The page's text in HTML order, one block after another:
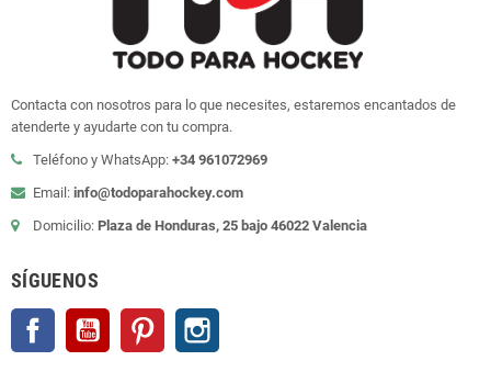
Contacta con nosotros para lo que necesites, estaremos encantados de
atenderte y ayudarte con tu compra.
Teléfono y WhatsApp: +34 961072969
Email: info@todoparahockey.com
Domicilio: Plaza de Honduras, 25 bajo 46022 Valencia
SÍGUENOS
Facebook YouTube Pinterest